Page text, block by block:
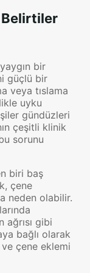
Belirtiler
bir
güçlü bir
veya tıslama
uyku
gündüzleri
çeşitli klinik
sorunu
biri baş
çene
neden olabilir.
ağrısı gibi
bağlı olarak
çene eklemi